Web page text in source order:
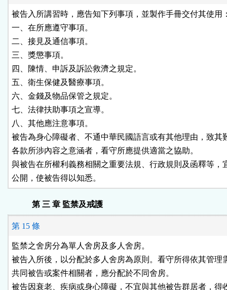
被告入所講習時，應告知下列事項，並製作手冊交付其使用
一、在所應遵守事項。
二、接見及通信事項。
三、獎懲事項。
四、陳情、申訴及訴訟救濟之規定。
五、衛生保健及醫療事項。
六、金錢及物品保管之規定。
七、法律扶助事項之宣導。
八、其他應注意事項。
被告為身心障礙者、不通中華民國語言或有其他理由，致其
各款所涉內容之意涵者，看守所應提供適當之協助。
與被告在所權利義務相關之重要法規、行政規則及函釋等，
公開，使被告得以知悉。
第 三 章 監禁及戒護
第 15 條
監禁之舍房分為單人舍房及多人舍房。
被告入所後，以分配於多人舍房為原則。看守所得依其管理
共同被告或案件相關者，應分配於不同舍房。
被告因衰老、疾病或身心障礙，不宜與其他被告群居者，得